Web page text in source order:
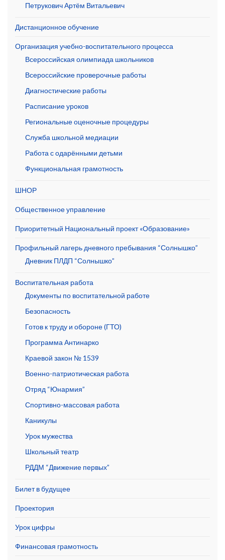
Петрукович Артём Витальевич
Дистанционное обучение
Организация учебно-воспитательного процесса
Всероссийская олимпиада школьников
Всероссийские проверочные работы
Диагностические работы
Расписание уроков
Региональные оценочные процедуры
Служба школьной медиации
Работа с одарёнными детьми
Функциональная грамотность
ШНОР
Общественное управление
Приоритетный Национальный проект «Образование»
Профильный лагерь дневного пребывания “Солнышко”
Дневник ПЛДП “Солнышко”
Воспитательная работа
Документы по воспитательной работе
Безопасность
Готов к труду и обороне (ГТО)
Программа Антинарко
Краевой закон № 1539
Военно-патриотическая работа
Отряд “Юнармия”
Спортивно-массовая работа
Каникулы
Урок мужества
Школьный театр
РДДМ “Движение первых”
Билет в будущее
Проектория
Урок цифры
Финансовая грамотность